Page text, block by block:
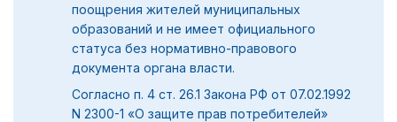
поощрения жителей муниципальных
образований и не имеет официального
статуса без нормативно-правового
документа органа власти.
Согласно п. 4 ст. 26.1 Закона РФ от 07.02.1992
N 2300-1 «О защите прав потребителей»